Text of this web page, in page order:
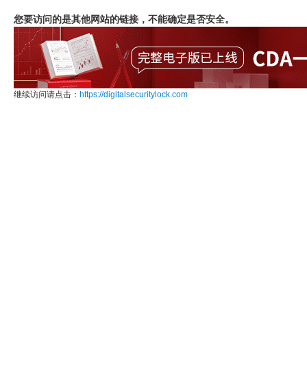
您要访问的是其他网站的链接，不能确定是否安全。
继续访问请点击： https://digitalsecuritylock.com